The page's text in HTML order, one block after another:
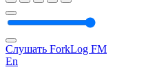
Слушать ForkLog FM
En